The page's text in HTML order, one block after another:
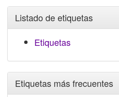
Listado de etiquetas
Etiquetas
Etiquetas más frecuentes